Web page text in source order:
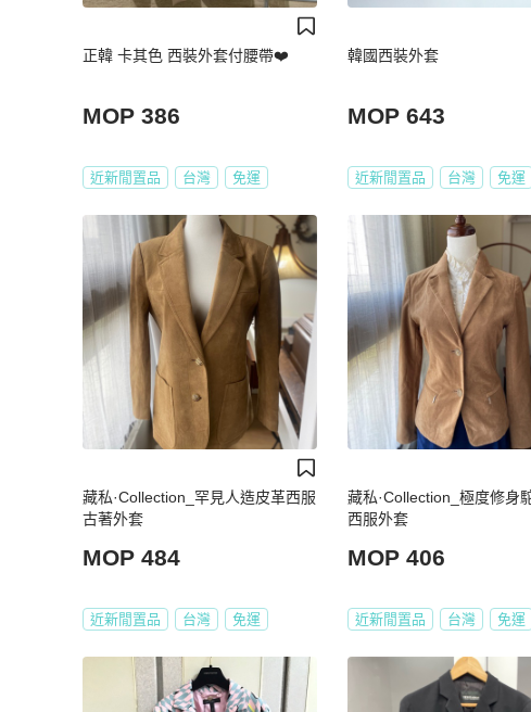
正韓 卡其色 西裝外套付腰帶❤️
MOP 386
近新閒置品 台灣 免運
韓國西裝外套
MOP 643
近新閒置品 台灣 免運
藏私·Collection_罕見人造皮革西服
古著外套
MOP 484
近新閒置品 台灣 免運
藏私·Collection_極度修身
西服外套
MOP 406
近新閒置品 台灣 免運